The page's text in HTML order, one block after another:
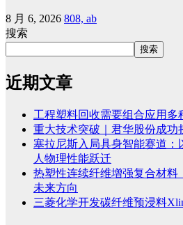
8 月 6, 2026 808, ab
搜索
搜索
近期文章
工程塑料回收需要组合应用多
重大技术突破｜君华股份成功
塞拉尼斯入局具身智能赛道：
人物理性能跃迁
热塑性连续纤维增强复合材料
未来方向
三菱化学开发碳纤维预浸料